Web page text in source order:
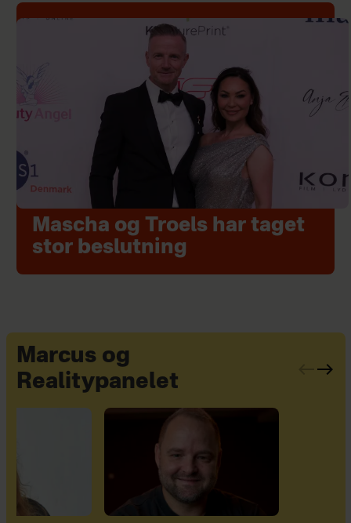
Mascha og Troels har taget
stor beslutning
Marcus og
Realitypanelet